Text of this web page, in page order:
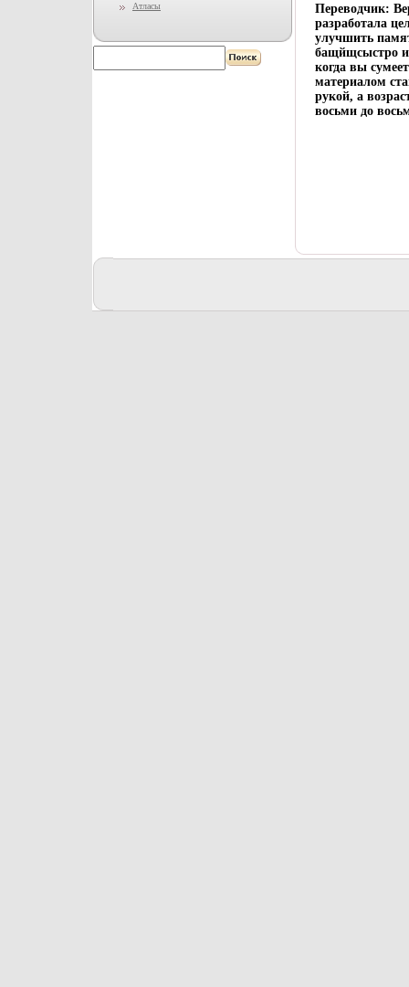
Атласы
Переводчик:
разработала
улучшить
бащйщсыстро и
когда вы
материалом
рукой, а
восьми до